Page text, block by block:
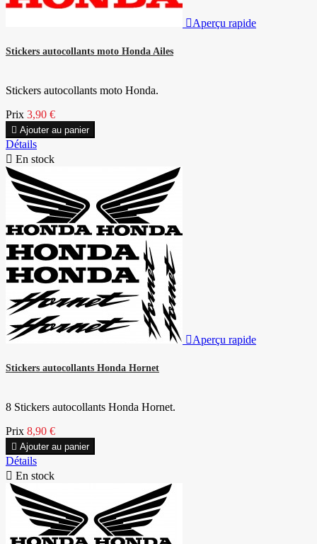
Aperçu rapide
Stickers autocollants moto Honda Ailes
Stickers autocollants moto Honda.
Prix 3,90 €
 Ajouter au panier
Détails
 En stock
Aperçu rapide
Stickers autocollants Honda Hornet
8 Stickers autocollants Honda Hornet.
Prix 8,90 €
 Ajouter au panier
Détails
 En stock